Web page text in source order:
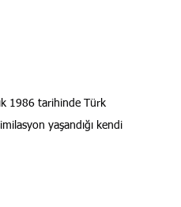
1986 tarihinde Türk
yaşandığı kendi